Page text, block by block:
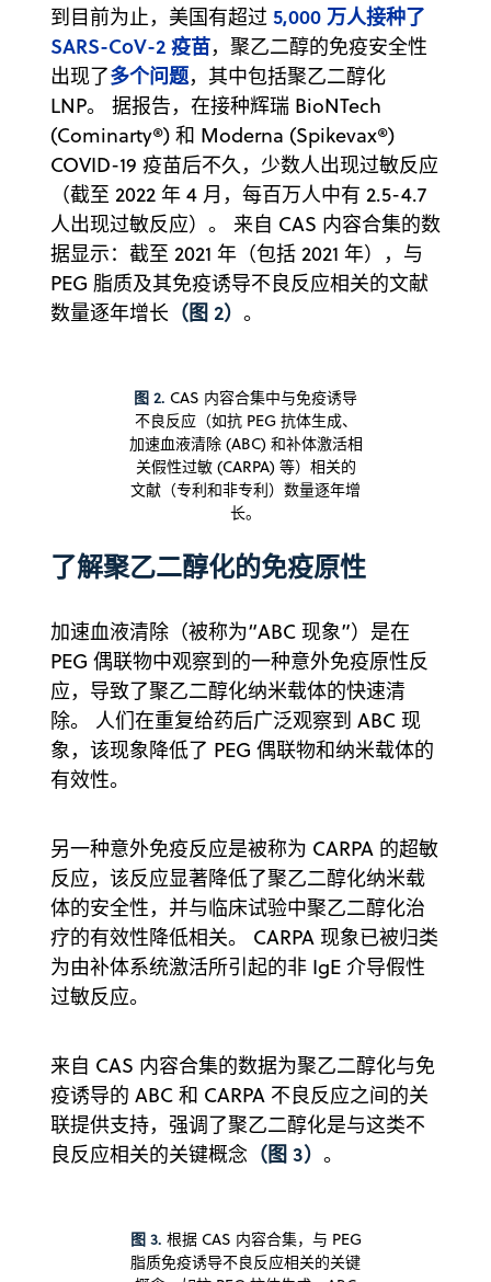
到目前为止，美国有超过 5,000 万人接种了
SARS-CoV-2 疫苗，聚乙二醇的免疫安全性
出现了多个问题，其中包括聚乙二醇化
LNP。 据报告，在接种辉瑞 BioNTech
(Cominarty®) 和 Moderna (Spikevax®)
COVID-19 疫苗后不久，少数人出现过敏反应
（截至 2022 年 4 月，每百万人中有 2.5-4.7
人出现过敏反应）。 来自 CAS 内容合集的数
据显示：截至 2021 年（包括 2021 年），与
PEG 脂质及其免疫诱导不良反应相关的文献
数量逐年增长 （图 2） 。
图 2. CAS 内容合集中与免疫诱导
不良反应（如抗 PEG 抗体生成、
加速血液清除 (ABC) 和补体激活相
关假性过敏 (CARPA) 等）相关的
文献（专利和非专利）数量逐年增
长。
了解聚乙二醇化的免疫原性
加速血液清除（被称为“ABC 现象”）是在
PEG 偶联物中观察到的一种意外免疫原性反
应，导致了聚乙二醇化纳米载体的快速清
除。 人们在重复给药后广泛观察到 ABC 现
象，该现象降低了 PEG 偶联物和纳米载体的
有效性。
另一种意外免疫反应是被称为 CARPA 的超敏
反应，该反应显著降低了聚乙二醇化纳米载
体的安全性，并与临床试验中聚乙二醇化治
疗的有效性降低相关。 CARPA 现象已被归类
为由补体系统激活所引起的非 IgE 介导假性
过敏反应。
来自 CAS 内容合集的数据为聚乙二醇化与免
疫诱导的 ABC 和 CARPA 不良反应之间的关
联提供支持，强调了聚乙二醇化是与这类不
良反应相关的关键概念 （图 3） 。
图 3. 根据 CAS 内容合集，与 PEG
脂质免疫诱导不良反应相关的关键